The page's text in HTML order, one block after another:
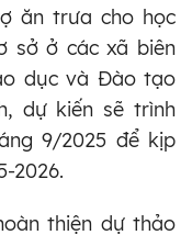
ăn trưa cho học
sở ở các xã biên
dục và Đào tạo
dự kiến sẽ trình
9/2025 để kịp
2026.
thiện dự thảo